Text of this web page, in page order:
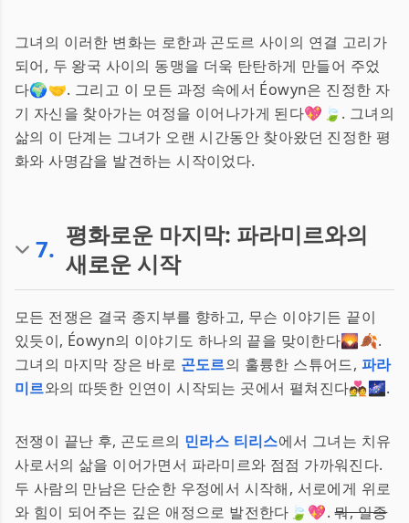
그녀의 이러한 변화는 로한과 곤도르 사이의 연결 고리가
되어, 두 왕국 사이의 동맹을 더욱 탄탄하게 만들어 주었
다🌍🤝. 그리고 이 모든 과정 속에서 Éowyn은 진정한 자
기 자신을 찾아가는 여정을 이어나가게 된다💖🍃. 그녀의
삶의 이 단계는 그녀가 오랜 시간동안 찾아왔던 진정한 평
화와 사명감을 발견하는 시작이었다.
7. 평화로운 마지막: 파라미르와의
새로운 시작
모든 전쟁은 결국 종지부를 향하고, 무슨 이야기든 끝이
있듯이, Éowyn의 이야기도 하나의 끝을 맞이한다🌄🍂.
그녀의 마지막 장은 바로 곤도르의 훌륭한 스튜어드, 파라
미르와의 따뜻한 인연이 시작되는 곳에서 펼쳐진다💑🌌.
전쟁이 끝난 후, 곤도르의 민라스 티리스에서 그녀는 치유
사로서의 삶을 이어가면서 파라미르와 점점 가까워진다.
두 사람의 만남은 단순한 우정에서 시작해, 서로에게 위로
와 힘이 되어주는 깊은 애정으로 발전한다🍃💖.뭐, 일종